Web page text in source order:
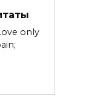
only